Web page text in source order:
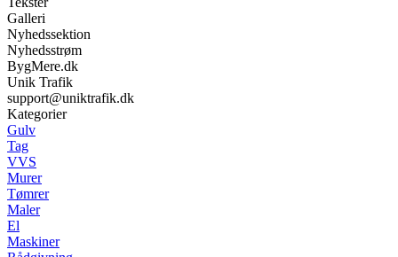
Galleri
Nyhedssektion
Nyhedsstrøm
BygMere.dk
Unik Trafik
support@uniktrafik.dk
Kategorier
Gulv
Tag
VVS
Murer
Tømrer
Maler
El
Maskiner